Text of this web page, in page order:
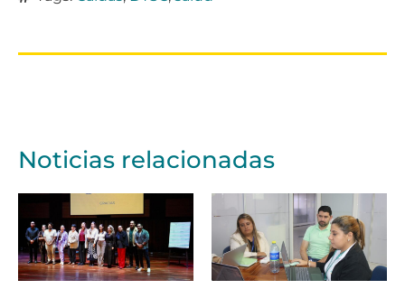
Noticias relacionadas